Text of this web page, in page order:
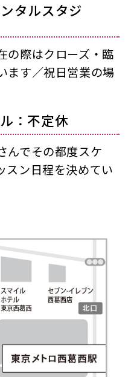
タルスタジ
の際はクローズ・臨
ます／祝日営業の場
：不定休
んでその都度スケ
スン日程を決めてい